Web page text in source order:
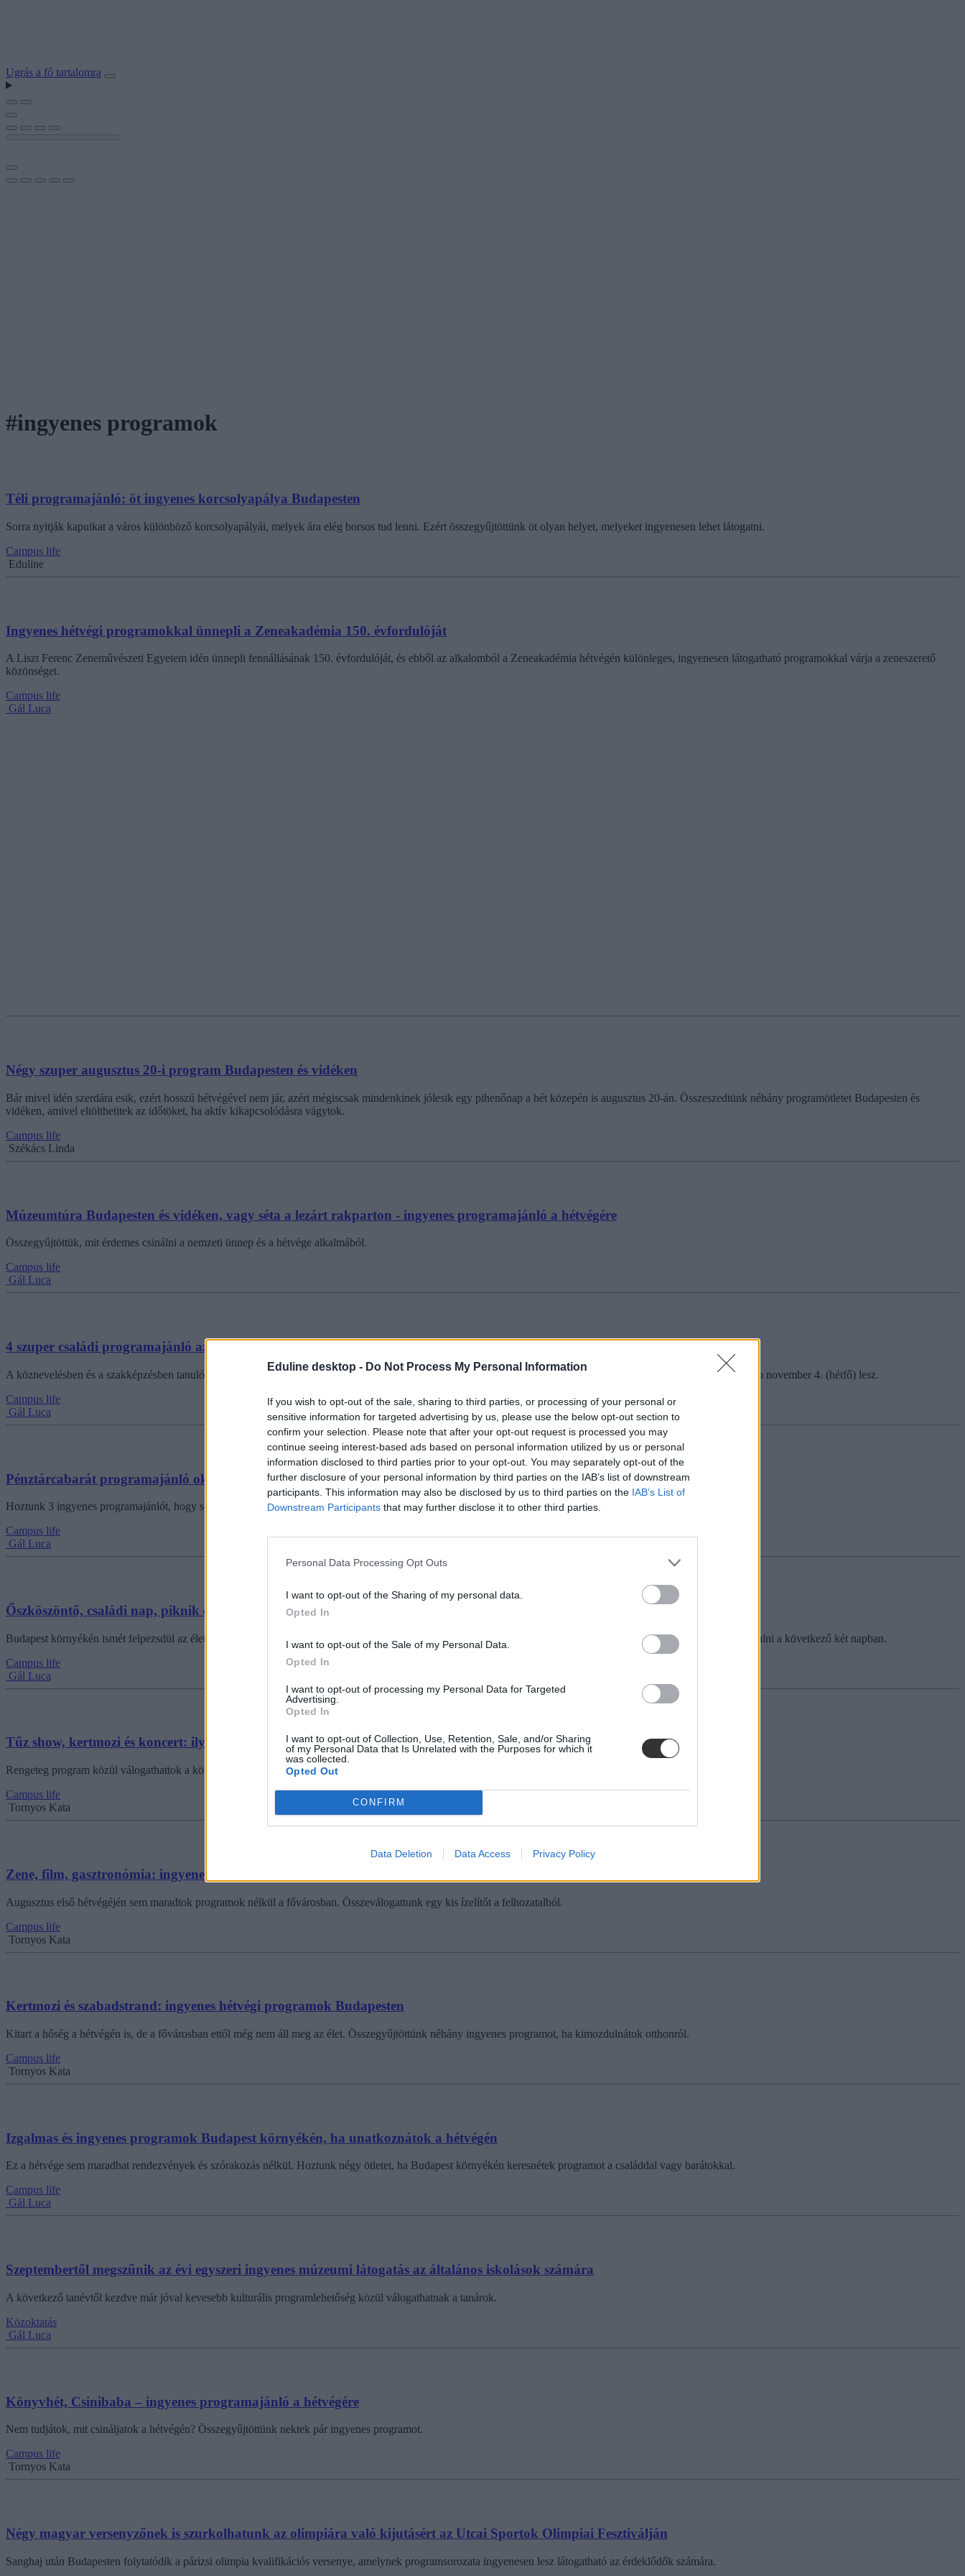
Eduline desktop - Do Not Process My Personal Information
If you wish to opt-out of the sale, sharing to third parties, or processing of your personal or
sensitive information for targeted advertising by us, please use the below opt-out section to
confirm your selection. Please note that after your opt-out request is processed you may
continue seeing interest-based ads based on personal information utilized by us or personal
information disclosed to third parties prior to your opt-out. You may separately opt-out of the
further disclosure of your personal information by third parties on the IAB’s list of downstream
participants. This information may also be disclosed by us to third parties on the IAB’s List of
Downstream Participants that may further disclose it to other third parties.
Personal Data Processing Opt Outs
I want to opt-out of the Sharing of my personal data.
Opted In
I want to opt-out of the Sale of my Personal Data.
Opted In
I want to opt-out of processing my Personal Data for Targeted
Advertising.
Opted In
I want to opt-out of Collection, Use, Retention, Sale, and/or Sharing
of my Personal Data that Is Unrelated with the Purposes for which it
was collected.
Opted Out
CONFIRM
Data Deletion Data Access Privacy Policy
Ugrás a fő tartalomra
#ingyenes programok
Téli programajánló: öt ingyenes korcsolyapálya Budapesten
Sorra nyitják kapuikat a város különböző korcsolyapályái, melyek ára elég borsos tud lenni. Ezért összegyűjtöttünk öt olyan helyet, melyeket ingyenesen lehet látogatni.
Campus life
Eduline
Ingyenes hétvégi programokkal ünnepli a Zeneakadémia 150. évfordulóját
A Liszt Ferenc Zeneművészeti Egyetem idén ünnepli fennállásának 150. évfordulóját, és ebből az alkalomból a Zeneakadémia hétvégén különleges, ingyenesen látogatható programokkal várja a zeneszerető
közönséget.
Campus life
Gál Luca
Négy szuper augusztus 20-i program Budapesten és vidéken
Bár mivel idén szerdára esik, ezért hosszú hétvégével nem jár, azért mégiscsak mindenkinek jólesik egy pihenőnap a hét közepén is augusztus 20-án. Összeszedtünk néhány programötletet Budapesten és
vidéken, amivel eltölthetitek az időtöket, ha aktív kikapcsolódásra vágytok.
Campus life
Székács Linda
Múzeumtúra Budapesten és vidéken, vagy séta a lezárt rakparton - ingyenes programajánló a hétvégére
Összegyűjtöttük, mit érdemes csinálni a nemzeti ünnep és a hétvége alkalmából.
Campus life
Gál Luca
4 szuper családi programajánló az őszi szünetre
A köznevelésben és a szakképzésben tanulók számára is elkezdődött október 26-án az őszi szünet, ami egészen november 3-ig tart majd. A szünet utáni első tanítási nap november 4. (hétfő) lesz.
Campus life
Gál Luca
Pénztárcabarát programajánló október 23-ra
Hoztunk 3 ingyenes programajánlót, hogy segítsünk eldönteni, mivel töltsétek az ünnepnapot.
Campus life
Gál Luca
Őszköszöntő, családi nap, piknik és fesztivál: ilyen ingyenes programokra látogathattok el a hétvégén
Budapest környékén ismét felpezsdül az élet szeptember első hétvégéjén. Ezek közül gyűjtöttünk össze 5 szuper programajánlót, arra az esetre, ha ki szeretnétek mozdulni a következő két napban.
Campus life
Gál Luca
Tűz show, kertmozi és koncert: ilyen programok várnak a hosszúhétvégén
Rengeteg program közül válogathattok a következő napokban, most mi is összegyűjtöttünk néhányat.
Campus life
Tornyos Kata
Zene, film, gasztronómia: ingyenes programok a hétvégére Budapesten
Augusztus első hétvégéjén sem maradtok programok nélkül a fővárosban. Összeválogattunk egy kis ízelítőt a felhozatalból.
Campus life
Tornyos Kata
Kertmozi és szabadstrand: ingyenes hétvégi programok Budapesten
Kitart a hőség a hétvégén is, de a fővárosban ettől még nem áll meg az élet. Összegyűjtöttünk néhány ingyenes programot, ha kimozdulnátok otthonról.
Campus life
Tornyos Kata
Izgalmas és ingyenes programok Budapest környékén, ha unatkoznátok a hétvégén
Ez a hétvége sem maradhat rendezvények és szórakozás nélkül. Hoztunk négy ötletet, ha Budapest környékén keresnétek programot a családdal vagy barátokkal.
Campus life
Gál Luca
Szeptembertől megszűnik az évi egyszeri ingyenes múzeumi látogatás az általános iskolások számára
A következő tanévtől kezdve már jóval kevesebb kulturális programlehetőség közül válogathatnak a tanárok.
Közoktatás
Gál Luca
Könyvhét, Csinibaba – ingyenes programajánló a hétvégére
Nem tudjátok, mit csináljatok a hétvégén? Összegyűjtöttünk nektek pár ingyenes programot.
Campus life
Tornyos Kata
Négy magyar versenyzőnek is szurkolhatunk az olimpiára való kijutásért az Utcai Sportok Olimpiai Fesztiválján
Sanghaj után Budapesten folytatódik a párizsi olimpia kvalifikációs versenye, amelynek programsorozata ingyenesen lesz látogatható az érdeklődők számára.